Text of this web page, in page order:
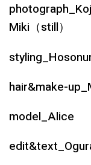
Miki（still）
hair&make-
model_Alice